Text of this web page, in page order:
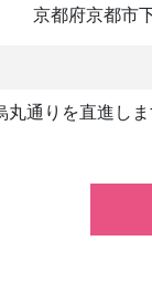
京都府京都市
丸通りを直進し